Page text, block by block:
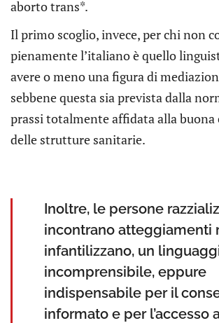
aborto trans*.
Il primo scoglio, invece, per chi non
pienamente l’italiano è quello
avere o meno una figura di
sebbene questa sia prevista dalla
prassi totalmente affidata alla buona
delle strutture sanitarie.
Inoltre, le persone
incontrano atteggiamenti
infantilizzano, un
incomprensibile, eppure
indispensabile per il
informato e per l’accesso